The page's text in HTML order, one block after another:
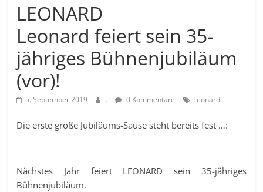
LEONARD
Leonard feiert sein 35-
jähriges Bühnenjubiläum
(vor)!
5. September 2019 . 0 Kommentare Leonard
Die erste große Jubiläums-Sause steht bereits fest …:
Nächstes Jahr feiert LEONARD sein 35-jähriges
Bühnenjubiläum.